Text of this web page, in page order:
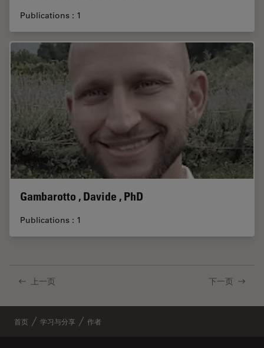
Publications : 1
Gambarotto , Davide , PhD
Publications : 1
上一页 下一页
首页 学习与分享 作者